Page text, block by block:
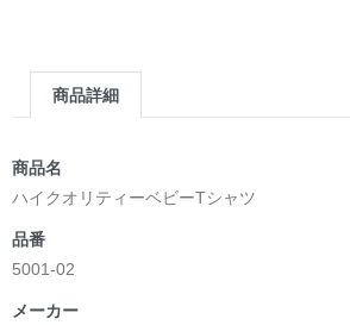
商品詳細
商品名
ハイクオリティーベビーTシャツ
品番
5001-02
メーカー